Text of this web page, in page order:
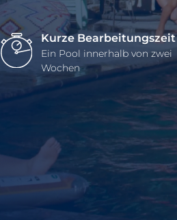
Kurze Bearbeitungszeit
Ein Pool innerhalb von zwei
Wochen